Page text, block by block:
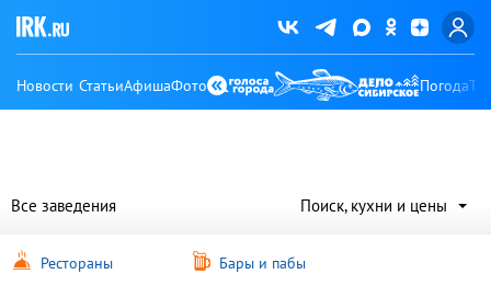
Новости СтатьиАфишаФото Погода
Поиск, кухни и цены
Все заведения
Рестораны Бары и пабы